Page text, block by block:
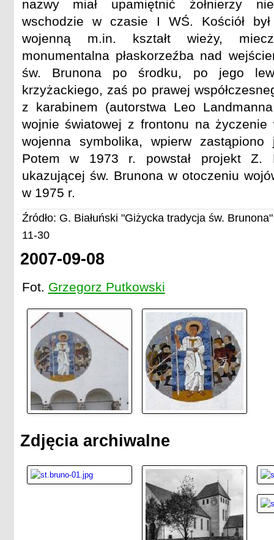
nazwy miał upamiętnić żołnierzy
wschodzie w czasie I WŚ. Kościół
wojenną m.in. kształt wieży,
monumentalna płaskorzeźba nad
św. Brunona po środku, po jego
krzyżackiego, zaś po prawej
z karabinem (autorstwa Leo
wojnie światowej z frontonu na życzenie
wojenna symbolika, wpierw zastąpiono
Potem w 1973 r. powstał projekt Z.
ukazującej św. Brunona w otoczeniu
w 1975 r.
Źródło: G. Białuński "Giżycka tradycja św.
11-30
2007-09-08
Fot. Grzegorz Putkowski
Zdjęcia archiwalne